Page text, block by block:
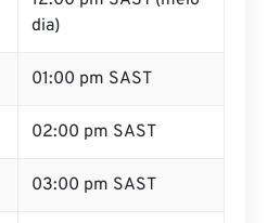
dia)
01:00 pm SAST
02:00 pm SAST
03:00 pm SAST